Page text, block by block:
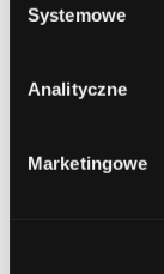
Systemowe
Analityczne
Marketingowe